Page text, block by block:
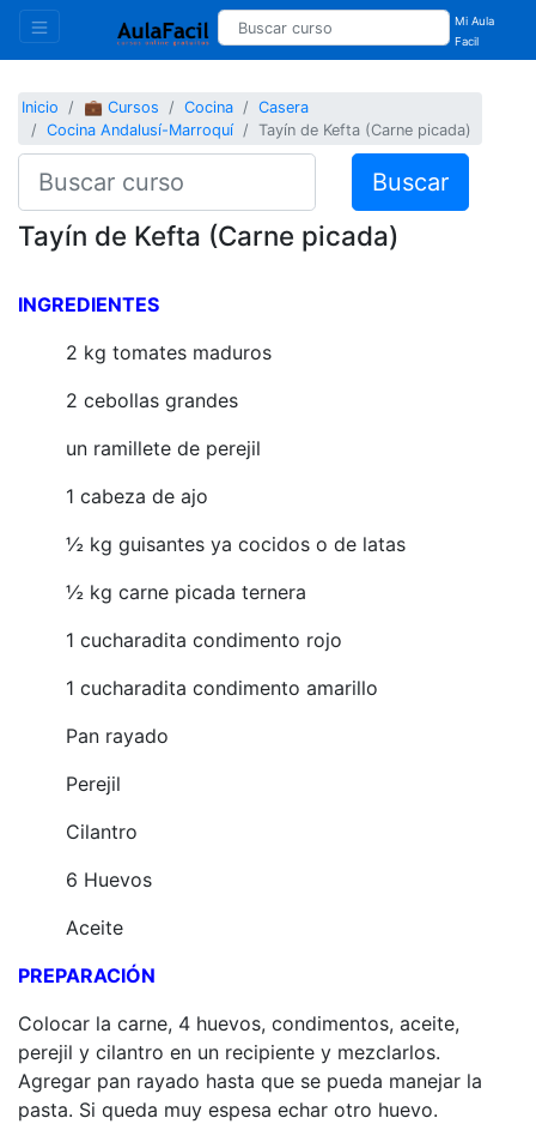
Mi Aula
Facil
Inicio 💼 Cursos Cocina
Casera
Cocina Andalusí-Marroquí
Tayín de Kefta (Carne picada)
Buscar
Tayín de Kefta (Carne picada)
INGREDIENTES
2 kg tomates maduros
2 cebollas grandes
un ramillete de perejil
1 cabeza de ajo
½ kg guisantes ya cocidos o de latas
½ kg carne picada ternera
1 cucharadita condimento rojo
1 cucharadita condimento amarillo
Pan rayado
Perejil
Cilantro
6 Huevos
Aceite
PREPARACIÓN
Colocar la carne, 4 huevos, condimentos, aceite,
perejil y cilantro en un recipiente y mezclarlos.
Agregar pan rayado hasta que se pueda manejar la
pasta. Si queda muy espesa echar otro huevo.